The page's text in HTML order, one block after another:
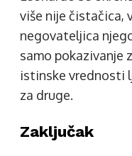
više nije čistačica,
negovateljica
samo pokazivanje
istinske vrednosti
za druge.
Zaključak